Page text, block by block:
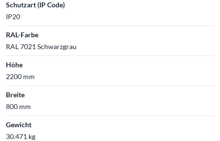
Schutzart (IP Code)
IP20
RAL-Farbe
RAL 7021 Schwarzgrau
Höhe
2200 mm
Breite
800 mm
Gewicht
30.471 kg